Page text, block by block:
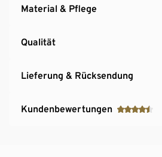
Material & Pflege
Qualität
Lieferung & Rücksendung
Kundenbewertungen